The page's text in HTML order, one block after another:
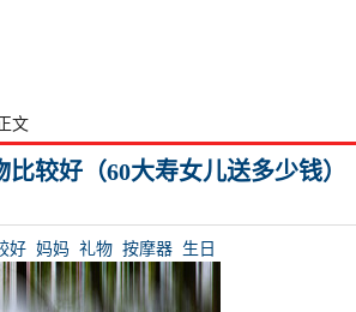
文
较好（60大寿女儿送多少钱）
好 妈妈 礼物 按摩器 生日